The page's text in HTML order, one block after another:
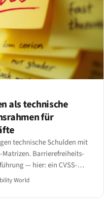
als technische
für
technische Schulden mit
Barrierefreiheits-
— hier: ein CVSS-
Kalkulator, eine
World